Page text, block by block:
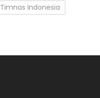
Timnas Indonesia